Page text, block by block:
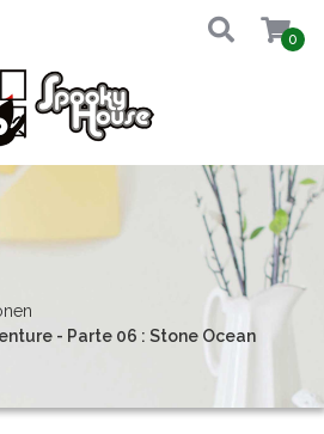
0
- Parte 06 : Stone Ocean